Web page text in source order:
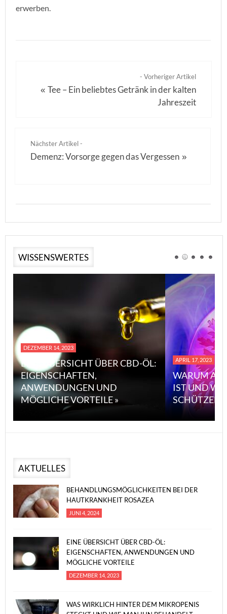
erwerben.
- Vorheriger Artikel
«Tee – Ein beliebtes Getränk in der kalten
Jahreszeit
Nächster Artikel -
Demenz: Vorsorge gegen das Vergessen »
WISSENSWERTES
DEZEMBER 14, 2023
EINE ÜBERSICHT ÜBER CBD-ÖL:
EIGENSCHAFTEN,
ANWENDUNGEN UND
MÖGLICHE VORTEILE »
APRIL 17, 2023
WARUM
IST UND
SCHÜTZEN
AKTUELLES
BEHANDLUNGSMÖGLICHKEITEN BEI DER
HAUTKRANKHEIT ROSAZEA
JUNI 4, 2024
EINE ÜBERSICHT ÜBER CBD-ÖL:
EIGENSCHAFTEN, ANWENDUNGEN UND
MÖGLICHE VORTEILE
DEZEMBER 14, 2023
WAS WIRKLICH HINTER DEM MIKROPENIS